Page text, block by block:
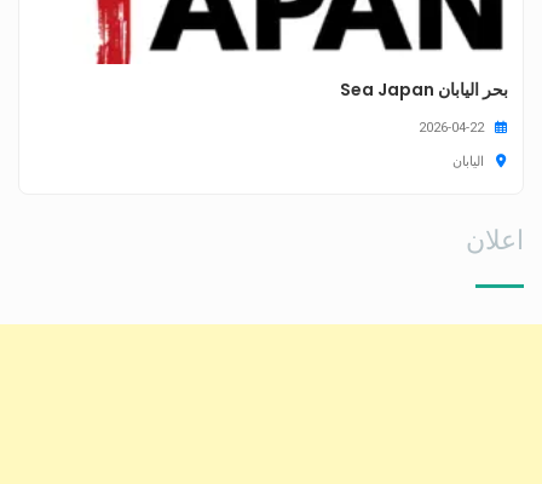
بحر اليابان Sea Japan
2026-04-22
اليابان
اعلان